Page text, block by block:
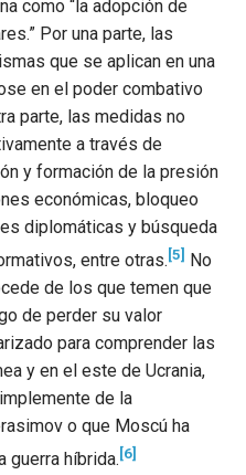
como “la adopción de
Por una parte, las
que se aplican en una
en el poder combativo
parte, las medidas no
a través de
y formación de la presión
económicas, bloqueo
diplomáticas y búsqueda
entre otras. [5] No
de los que temen que
de perder su valor
para comprender las
y en el este de Ucrania,
de la
o que Moscú ha
guerra híbrida. [6]